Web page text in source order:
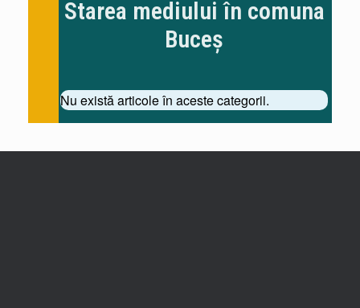
Starea mediului în comuna
Buceș
Nu există articole în aceste categorii.